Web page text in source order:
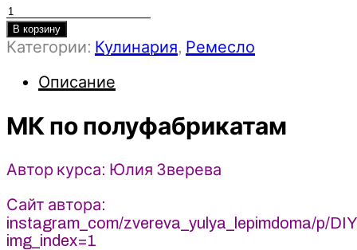
Количество
товара
МК
полуфабрикатам
Юлия
(2025)
zvereva_yulya_lepimdoma
В корзину
Категории: Кулинария, Ремесло
Описание
МК по полуфабрикатам
Автор курса: Юлия Зверева
Сайт автора:
instagram_com/zvereva_yulya_lepimdoma/p/
img_index=1